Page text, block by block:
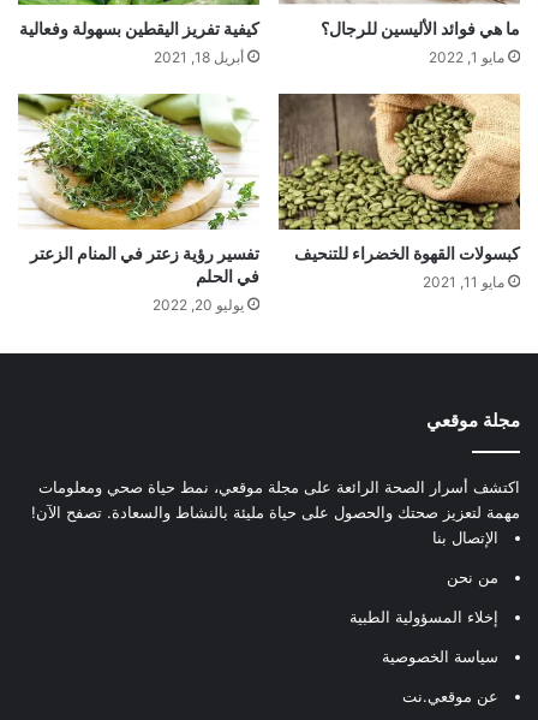
ما هي فوائد الأليسين للرجال؟
مايو 1, 2022
كيفية تفريز اليقطين بسهولة وفعالية
أبريل 18, 2021
كبسولات القهوة الخضراء للتنحيف
مايو 11, 2021
تفسير رؤية زعتر في المنام الزعتر
في الحلم
يوليو 20, 2022
مجلة موقعي
اكتشف أسرار الصحة الرائعة على مجلة موقعي، نمط حياة صحي ومعلومات
مهمة لتعزيز صحتك والحصول على حياة مليئة بالنشاط والسعادة. تصفح الآن!
الإتصال بنا
من نحن
إخلاء المسؤولية الطبية
سياسة الخصوصية
عن موقعي.نت